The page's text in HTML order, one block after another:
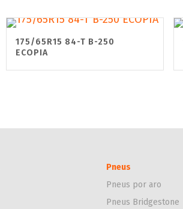
175/65R15 84-T B-250
ECOPIA
Pneus
Pneus por aro
Pneus Bridgestone